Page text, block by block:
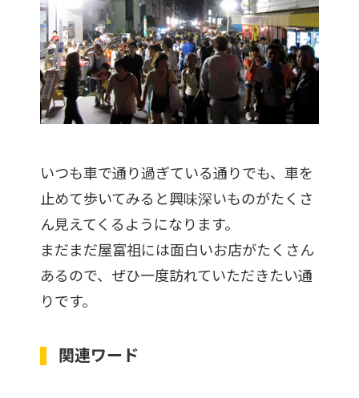
いつも車で通り過ぎている通りでも、車を
止めて歩いてみると興味深いものがたくさ
ん見えてくるようになります。
まだまだ屋富祖には面白いお店がたくさん
あるので、ぜひ一度訪れていただきたい通
りです。
関連ワード